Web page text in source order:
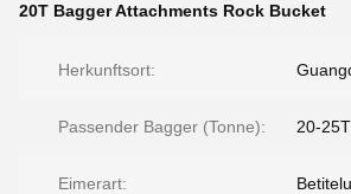
20T Bagger Attachments Rock Bucket
Herkunftsort:
Passender Bagger (Tonne): 20-25T
Eimerart: